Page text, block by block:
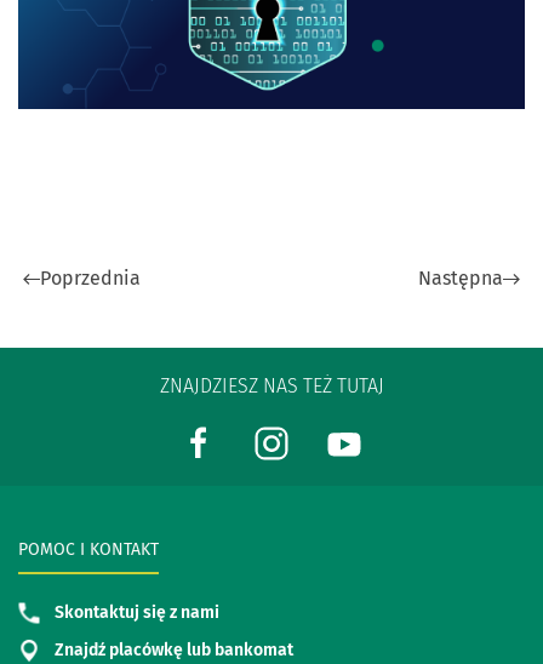
Poprzednia Następna
ZNAJDZIESZ NAS TEŻ TUTAJ
POMOC I KONTAKT
Skontaktuj się z nami
Znajdź placówkę lub bankomat